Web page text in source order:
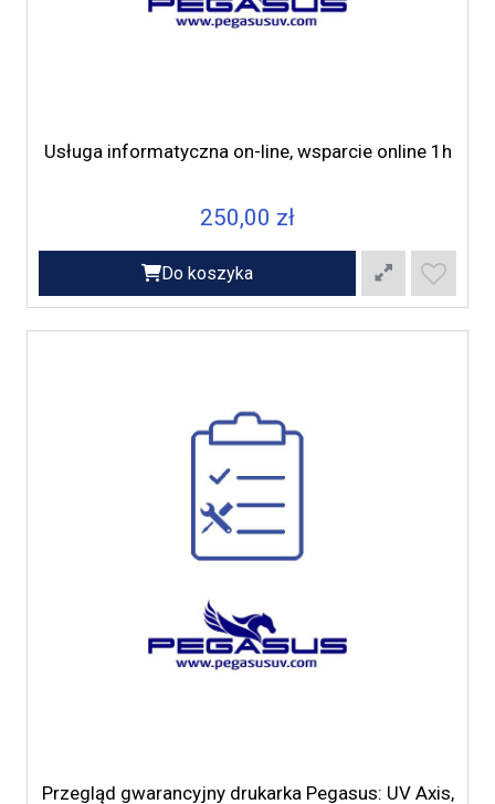
Usługa informatyczna on-line, wsparcie online 1h
250,00 zł
Do koszyka
Przegląd gwarancyjny drukarka Pegasus: UV Axis,